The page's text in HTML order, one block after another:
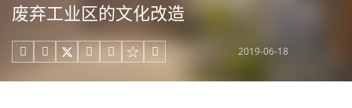
废弃工业区的文化改造
     2019-06-18